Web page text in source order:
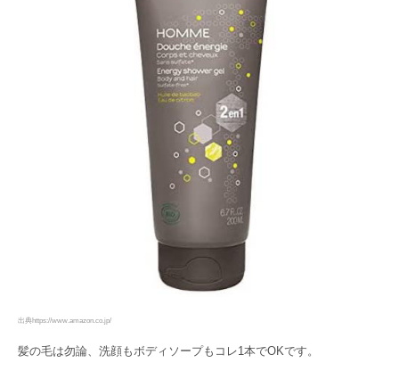
出典https://www.amazon.co.jp/
髪の毛は勿論、洗顔もボディソープもコレ1本でOKです。